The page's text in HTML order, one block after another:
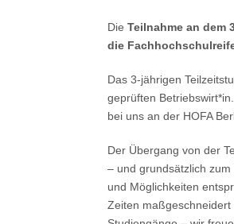
Die Teilnahme an dem
die
Das 3-jährigen
geprüften
bei uns an der HOFA
Der Übergang von der
– und grundsätzlich
und Möglichkeiten
Zeiten